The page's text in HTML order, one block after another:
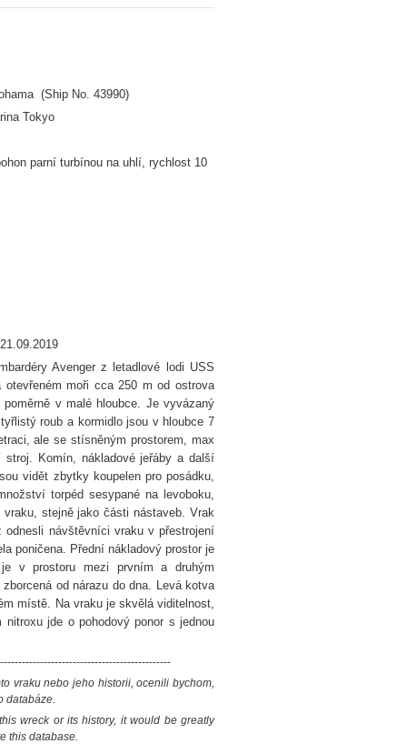
(Ship No. 43990)
Tokyo
parní turbínou na uhlí, rychlost 10
Avenger z letadlové lodi USS
moři cca 250 m od ostrova
v malé hloubce. Je vyvázaný
roub a kormidlo jsou v hloubce 7
ale se stísněným prostorem, max
Komín, nákladové jeřáby a další
vidět zbytky koupelen pro posádku,
torpéd sesypané na levoboku,
stejně jako části nástaveb. Vrak
návštěvníci vraku v přestrojení
poničena. Přední nákladový prostor je
v prostoru mezi prvním a druhým
od nárazu do dna. Levá kotva
místě. Na vraku je skvělá viditelnost,
jde o pohodový ponor s jednou
vraku nebo jeho historii, ocenili bychom,
databáze.
wreck or its history, it would be greatly
this database.